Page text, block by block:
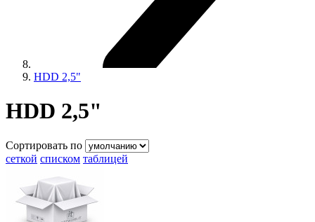
HDD 2,5"
HDD 2,5"
Сортировать по
сеткой списком таблицей